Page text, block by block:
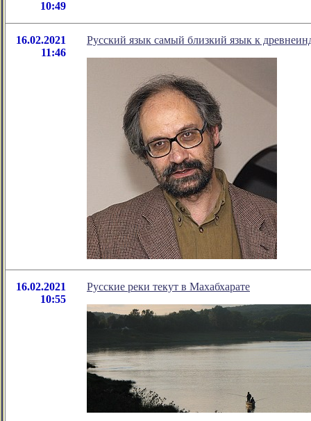
10:49
16.02.2021
11:46
Русский язык самый близкий язык к
16.02.2021
10:55
Русские реки текут в Махабхарате